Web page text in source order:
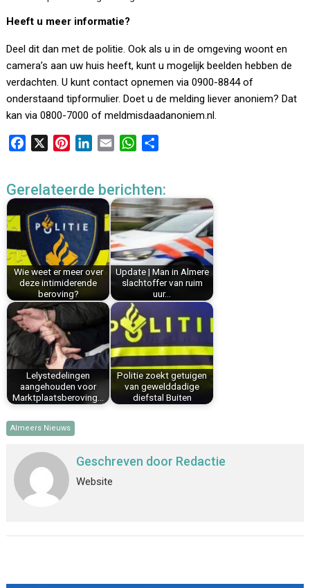
Heeft u meer informatie?
Deel dit dan met de politie. Ook als u in de omgeving woont en
camera’s aan uw huis heeft, kunt u mogelijk beelden hebben de
verdachten. U kunt contact opnemen via 0900-8844 of
onderstaand tipformulier. Doet u de melding liever anoniem? Dat
kan via 0800-7000 of meldmisdaadanoniem.nl.
e
b
o
o
k
t
e
r
s
t
k
e
d
I
n
i
l
W
t
s
A
p
e
n
Gerelateerde berichten:
Wie weet er meer over
deze intimiderende
beroving?
Update | Man in Almere
slachtoffer van ruim
uur…
Lelystedelingen
aangehouden voor
Marktplaatsberoving…
Politie zoekt getuigen
van gewelddadige
diefstal Buiten
Almeers Nieuws
Geschreven door Redactie
Website